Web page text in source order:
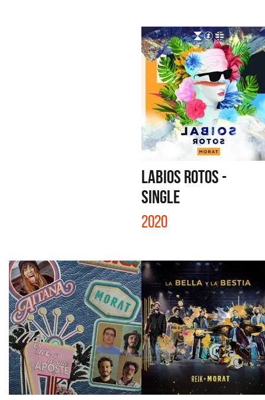
LABIOS ROTOS -
SINGLE
2020